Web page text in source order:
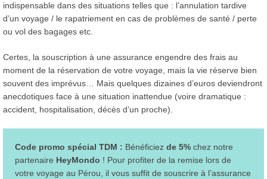
indispensable dans des situations telles que : l’annulation tardive
d’un voyage / le rapatriement en cas de problèmes de santé / perte
ou vol des bagages etc.
Certes, la souscription à une assurance engendre des frais au
moment de la réservation de votre voyage, mais la vie réserve bien
souvent des imprévus… Mais quelques dizaines d’euros deviendront
anecdotiques face à une situation inattendue (voire dramatique :
accident, hospitalisation, décès d’un proche).
Code promo spécial TDM : Bénéficiez de 5% chez notre
partenaire HeyMondo ! Pour profiter de la remise lors de
votre voyage au Pérou, il vous suffit de souscrire à l’assurance